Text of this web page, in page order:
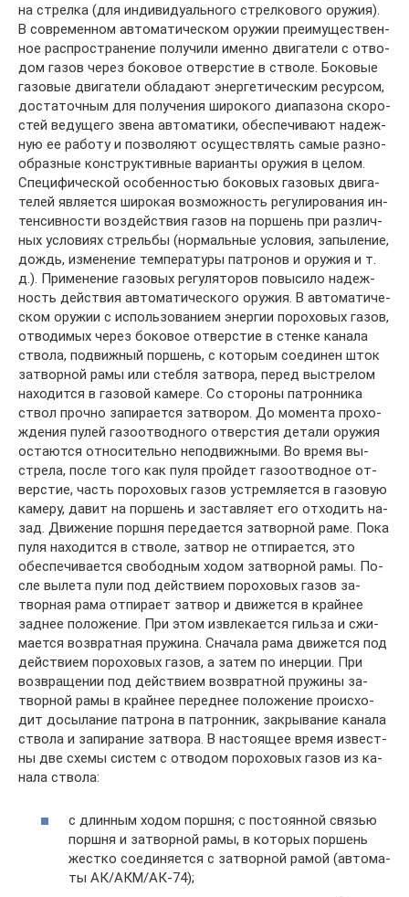
с длин­ным хо­дом порш­ня; с по­сто­ян­ной свя­зью
порш­ня и за­твор­ной ра­мы, в ко­то­рых пор­шень
же­ст­ко со­еди­ня­ет­ся с за­твор­ной ра­мой (ав­то­ма­
ты АК/АКМ/АК-74);